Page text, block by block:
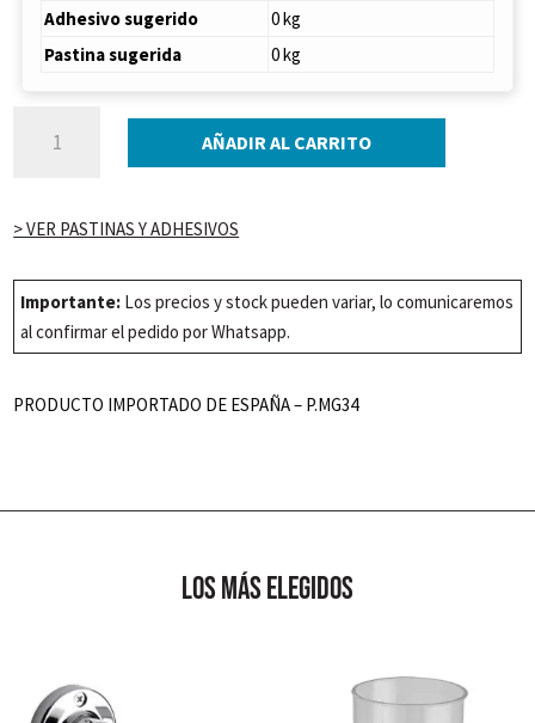
Adhesivo sugerido
0 kg
Pastina sugerida
0 kg
PORCELANATO
PAMESA
25X150
cantidad
AÑADIR AL CARRITO
> VER PASTINAS Y ADHESIVOS
Importante: Los precios y stock pueden variar, lo comunicaremos
al confirmar el pedido por Whatsapp.
PRODUCTO IMPORTADO DE ESPAÑA – P.MG34
los más elegidos